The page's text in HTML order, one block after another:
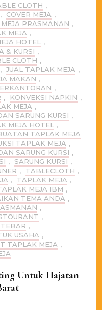
CLOTH ,
, COVER MEJA ,
MEJA PRASMANAN ,
MEJA ,
HOTEL
,
& KURSI ,
CLOTH ,
, JUAL TAPLAK MEJA ,
MAKAN ,
,
, KONVEKSI NAPKIN ,
MEJA ,
SARUNG KURSI ,
MEJA HOTEL
,
TAPLAK MEJA
TAPLAK MEJA ,
SARUNG KURSI ,
, SARUNG KURSI ,
, TABLECLOTH ,
, TAPLAK MEJA ,
MEJA IBM ,
TEMA ANDA ,
,
,
,
USAHA ,
TAPLAK MEJA ,
Untuk Hajatan